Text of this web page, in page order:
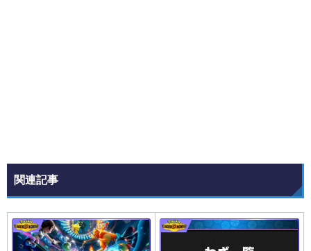
関連記事